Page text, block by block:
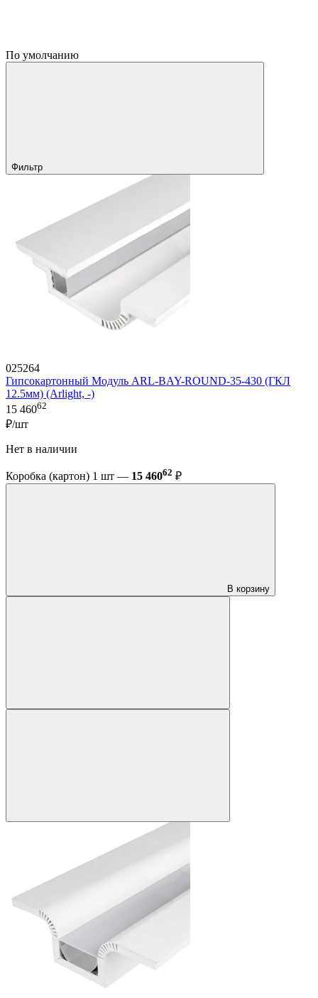
По умолчанию
Фильтр
025264
Гипсокартонный Модуль ARL-BAY-ROUND-35-430 (ГКЛ
12.5мм) (Arlight, -)
15 46062
₽/шт
Нет в наличии
Коробка (картон) 1 шт — 15 46062 ₽
В корзину